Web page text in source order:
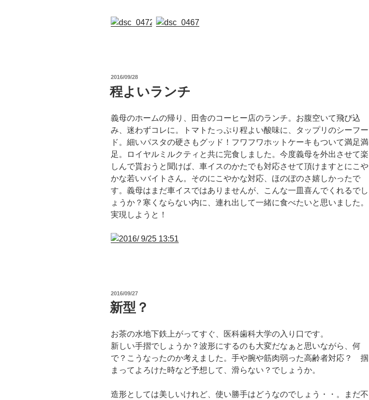
投
稿
日:
2016/09/28
程よいランチ
義母のホームの帰り、田舎のコーヒー店のランチ。お腹空いて飛び込
み、迷わずコレに。トマトたっぷり程よい酸味に、タップリのシーフー
ド。細いパスタの硬さもグッド！フワフワホットケーキもついて満足満
足。ロイヤルミルクティと共に完食しました。今度義母を外出させて楽
しんで貰おうと聞けば、車イスのかたでも対応させて頂けますとにこや
かな若いバイトさん。そのにこやかな対応、ほのぼのさ嬉しかったで
す。義母はまだ車イスではありませんが、こんな一皿喜んでくれるでし
ょうか？寒くならない内に、連れ出して一緒に食べたいと思いました。
実現しようと！
投
稿
日:
2016/09/27
新型？
お茶の水地下鉄上がってすぐ、医科歯科大学の入り口です。
新しい手摺でしょうか？波形にするのも大変だなぁと思いながら、何
で？こうなったのか考えました。手や腕や筋肉弱った高齢者対応？ 掴
まってよろけた時など予想して、滑らない？でしょうか。
造形としては美しいけれど、使い勝手はどうなのでしょう・・。まだ不